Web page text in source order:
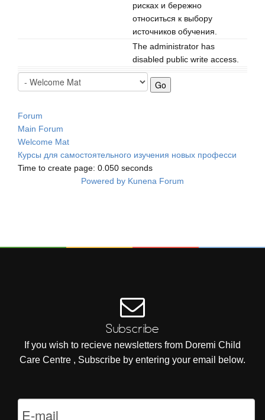
рисках и бережно
относиться к выбору
источников обучения.
The administrator has
disabled public write access.
Forum
Main Forum
Welcome Mat
Курсы для самостоятельного изучения новых професси
Time to create page: 0.050 seconds
Powered by Kunena Forum
Subscribe
If you wish to recieve newsletters from Doremi Child
Care Centre , Subscribe by entering your email below.